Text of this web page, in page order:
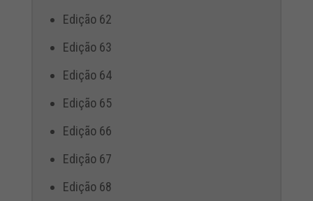
Edição 62
Edição 63
Edição 64
Edição 65
Edição 66
Edição 67
Edição 68